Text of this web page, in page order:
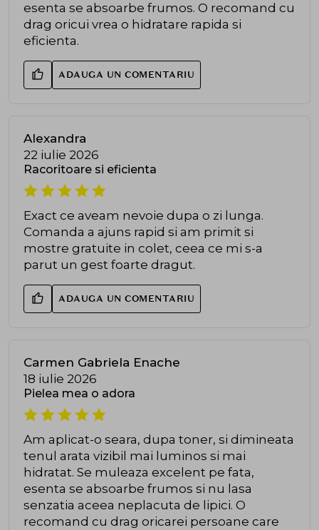
esenta se absoarbe frumos. O recomand cu
drag oricui vrea o hidratare rapida si
eficienta.
ADAUGA UN COMENTARIU
Alexandra
22 iulie 2026
Racoritoare si eficienta
Exact ce aveam nevoie dupa o zi lunga.
Comanda a ajuns rapid si am primit si
mostre gratuite in colet, ceea ce mi s-a
parut un gest foarte dragut.
ADAUGA UN COMENTARIU
Carmen Gabriela Enache
18 iulie 2026
Pielea mea o adora
Am aplicat-o seara, dupa toner, si dimineata
tenul arata vizibil mai luminos si mai
hidratat. Se muleaza excelent pe fata,
esenta se absoarbe frumos si nu lasa
senzatia aceea neplacuta de lipici. O
recomand cu drag oricarei persoane care